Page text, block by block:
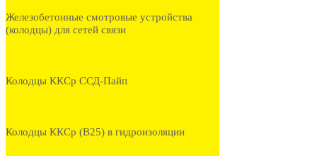
Железобетонные смотровые устройства
(колодцы) для сетей связи
Колодцы ККСр ССД-Пайп
Колодцы ККСр (В25) в гидроизоляции